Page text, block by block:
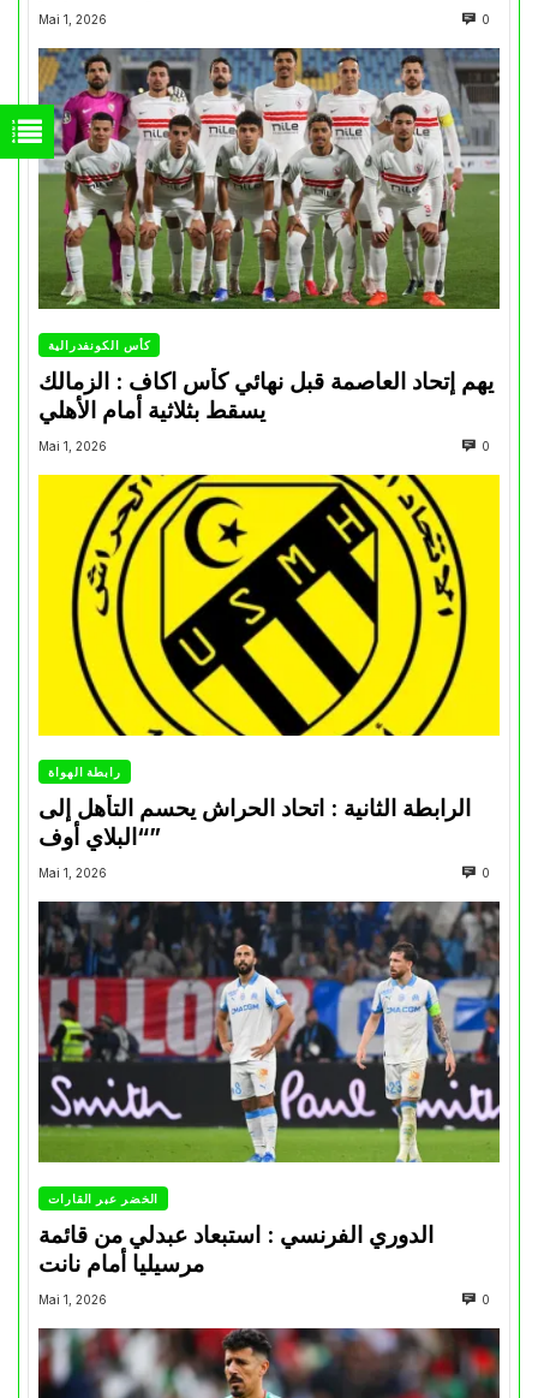
Mai 1, 2026 0
كأس الكونفدرالية
يهم إتحاد العاصمة قبل نهائي كأس اكاف : الزمالك
Mai 1, 2026 0
رابطة الهواة
الرابطة الثانية : اتحاد الحراش يحسم التأهل إلى
“البلاي أوف”
Mai 1, 2026 0
الخضر عبر القارات
الدوري الفرنسي : استبعاد عبدلي من قائمة
مرسيليا أمام نانت
Mai 1, 2026 0